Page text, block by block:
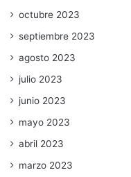
octubre 2023
septiembre 2023
agosto 2023
julio 2023
junio 2023
mayo 2023
abril 2023
marzo 2023